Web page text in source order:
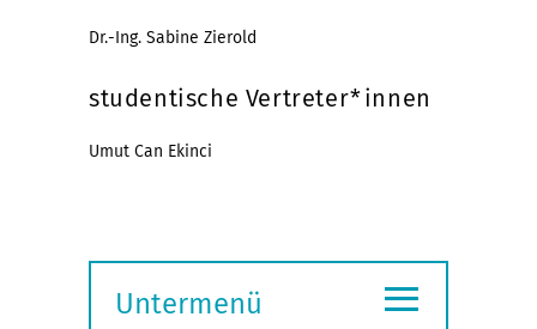
Dr.-Ing. Sabine Zierold
studentische Vertreter*innen
Umut Can Ekinci
Untermenü
≡